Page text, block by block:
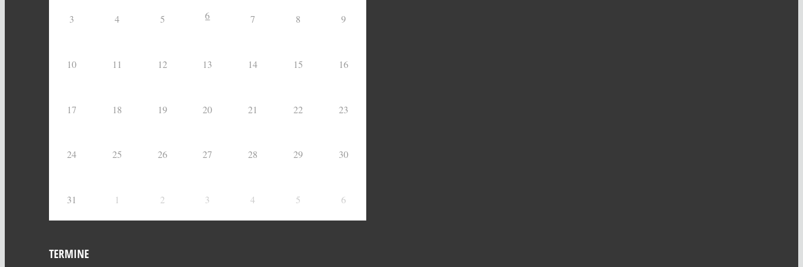
3 4 5 6 7 8 9
10 11 12 13 14 15 16
17 18 19 20 21 22 23
24 25 26 27 28 29 30
31 1 2 3 4 5 6
TERMINE